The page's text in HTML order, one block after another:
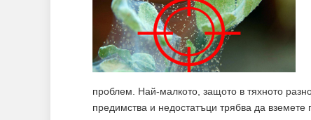
проблем. Най-малкото, защото в тяхното
предимства и недостатъци трябва да